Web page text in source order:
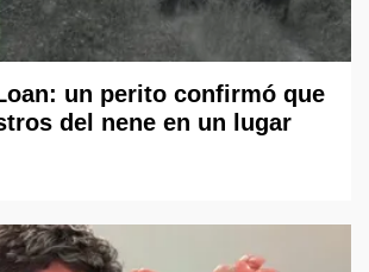
un perito confirmó que
del nene en un lugar